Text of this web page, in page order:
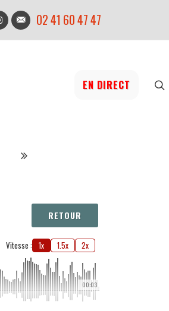
02 41 60 47 47
EN DIRECT
RETOUR
Vitesse : 1x 1.5x 2x
00:03